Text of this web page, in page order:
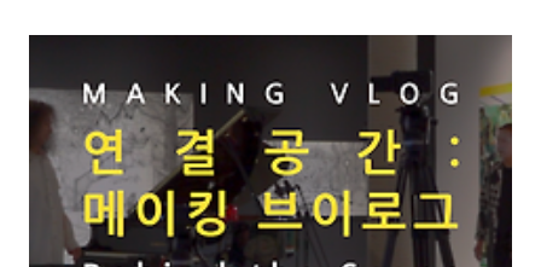
문용의 '연결공간'에 관하여 사례 발표를 하였습니다. 피아니스트 문용
의 '연결공간'은 온라인미디어 예술활동지원 사례로서 1층 공간에 영상
을 전시하였습니다. [ 관련 보도: 예술위, 2023년 기술융합 예술지원 사
업 통합 성과공유회 'ARTNOLO.ZIP[아트놀로집]' 성료 ]
http://www.newsworker.co.kr/news/articleVie..